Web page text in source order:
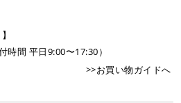
付時間 平日9:00〜17:30）
>>お買い物ガイドへ